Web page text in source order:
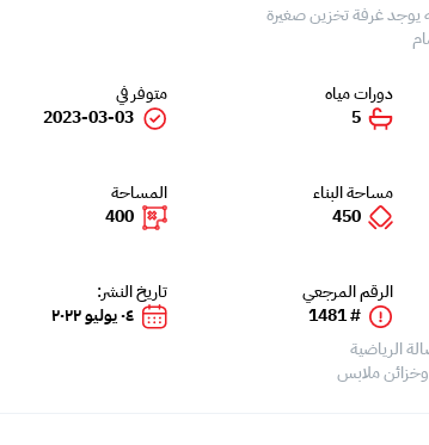
يوجد غرفة تخزين صغيرة
الرياضية
دورات مياه
5
متوفر في
2023-03-03
مساحة البناء
450
المساحة
400
الرقم المرجعي
# 1481
تاريخ النشر:
٠٤ يوليو ٢٠٢٢